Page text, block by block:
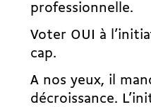
professionnelle.
Voter OUI à
cap.
A nos yeux, il
décroissance.